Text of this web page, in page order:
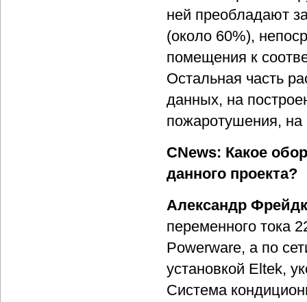
ней преобладают
(около 60%),
помещения к
Остальная часть
данных, на
пожаротушения, на
CNews: Какое
данного проекта?
Александр
переменного тока
Powerware, а по
установкой Eltek,
Система